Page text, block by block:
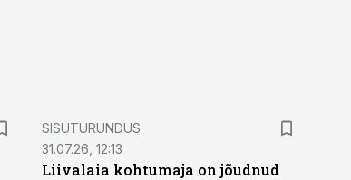
ST
SISUTURUNDUS
31.07.26, 12:13
Liivalaia kohtumaja on jõudnud